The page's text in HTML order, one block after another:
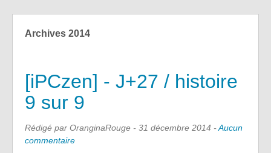
Archives 2014
[iPCzen] - J+27 / histoire
9 sur 9
Rédigé par OranginaRouge - 31 décembre 2014 -Aucun
commentaire